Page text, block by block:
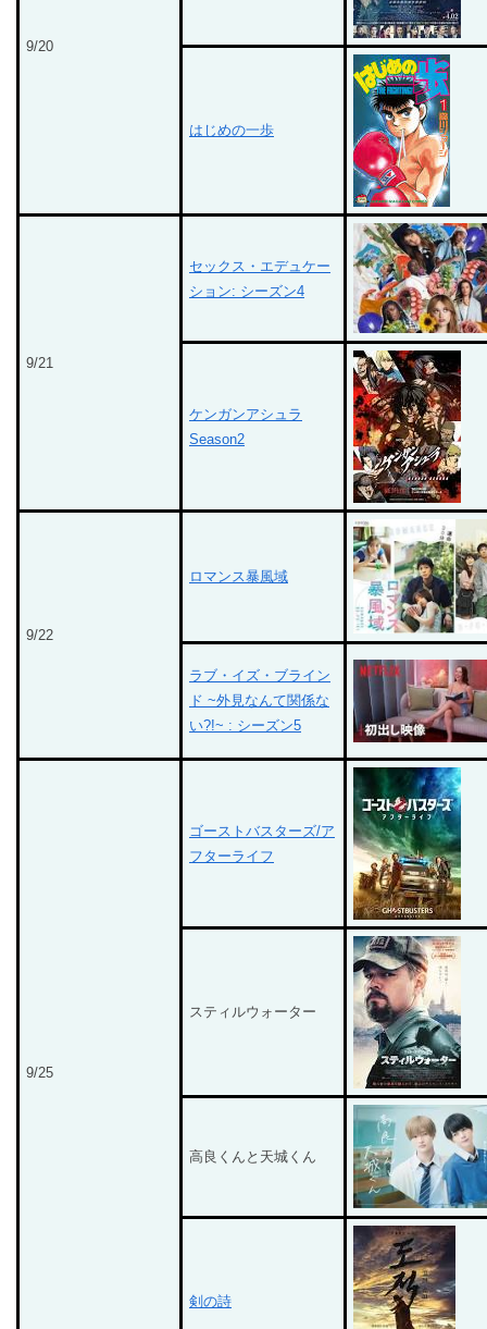
9/20
はじめの一歩
9/21
セックス・エデュケー
ション: シーズン4
ケンガンアシュラ
Season2
9/22
ロマンス暴風域
ラブ・イズ・ブライン
ド ~外見なんて関係な
い?!~ : シーズン5
9/25
ゴーストバスターズ/ア
フターライフ
スティルウォーター
高良くんと天城くん
剣の詩